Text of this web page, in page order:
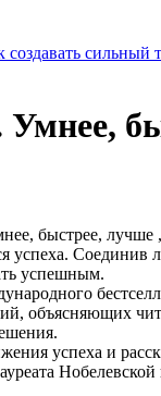
сильный
быстрее,
успеха.
успешным.
объясняющих
успеха и